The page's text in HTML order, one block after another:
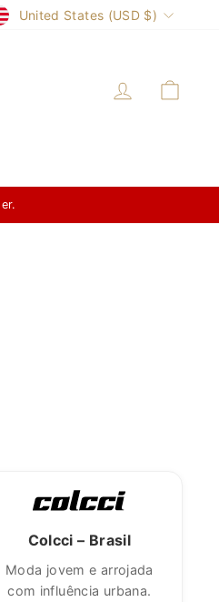
United States (USD $)
Log in
Colcci – Brasil
Moda jovem e arrojada
com influência urbana.